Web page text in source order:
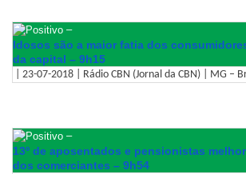
–
Idosos são a maior fatia dos
da capital – 9h15
| 23-07-2018 | Rádio CBN (Jornal da CBN) | MG –
–
13º de aposentados e pensionistas
dos comerciantes – 9h54